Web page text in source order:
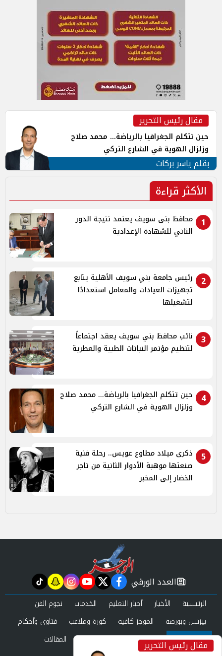
مقال رئيس التحرير
حين تتكلم الجغرافيا بالرياضة... محمد صلاح
وزلزال الهوية في الشارع التركي
بقلم ياسر بركات
الأكثر قراءة
1
محافظ بنى سويف يعتمد نتيجة الدور
الثاني للشهادة الإعدادية
2
رئيس جامعة بني سويف الأهلية يتابع
تجهيزات العيادات والمعامل استعدادًا
لتشغيلها
3
نائب محافظ بني سويف يعقد اجتماعاً
لتنظيم مؤتمر النباتات الطبية والعطرية
4
حين تتكلم الجغرافيا بالرياضة... محمد صلاح
وزلزال الهوية في الشارع التركي
5
ذكرى ميلاد مطاوع عويس.. رحلة فنية
صنعتها موهبة الأدوار الثانية من تاجر
الخضار إلى المخبر
مقال رئيس التحرير
newspaper
العدد الورقي facebook
twitter
youtube
instagram
snapchat
tiktok
الرئيسية الأخبار أخبار التعليم الخدمات
نجوم الفن
بيزنس وبورصة
الموجز كافية كورة وملاعب
فتاوى وأحكام
صحة وجمال
عرب وعالم حوادث ومحاكم
المقالات